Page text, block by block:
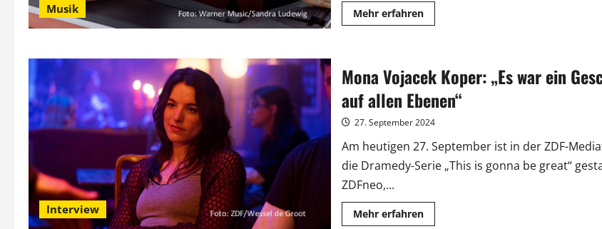
Musik Mehr erfahrenMehr
Informationen
startet
mit
Engels
und
Krause
den
Herbst
Interview
Mona Vojacek Koper: „Es war ein
auf allen Ebenen“
27. September 2024
Am heutigen 27. September ist in der ZDF-
die Dramedy-Serie „This is gonna be great“
ZDFneo,...
Mehr erfahrenMehr
Informationen